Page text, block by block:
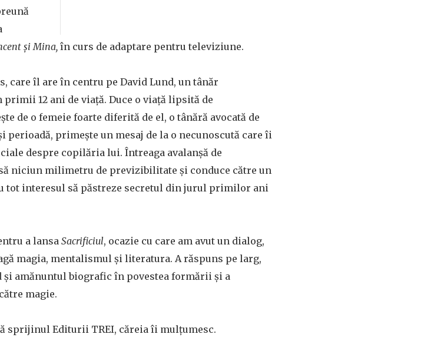
și Mina,în curs de adaptare pentru televiziune.
care îl are în centru pe David Lund, un tânăr
12 ani de viață. Duce o viață lipsită de
de o femeie foarte diferită de el, o tânără avocată de
perioadă, primește un mesaj de la o necunoscută care îi
despre copilăria lui. Întreaga avalanșă de
niciun milimetru de previzibilitate și conduce către un
tot interesul să păstreze secretul din jurul primilor ani
a lansaSacrificiul, ocazie cu care am avut un dialog,
magia, mentalismul și literatura. A răspuns pe larg,
și amănuntul biografic în povestea formării și a
magie.
sprijinul Editurii TREI, căreia îi mulțumesc.